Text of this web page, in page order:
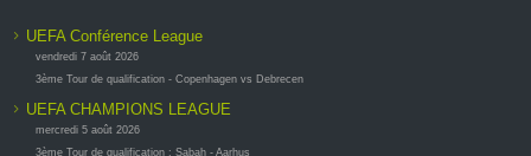
UEFA Conférence League
vendredi 7 août 2026
3ème Tour de qualification - Copenhagen vs Debrecen
UEFA CHAMPIONS LEAGUE
mercredi 5 août 2026
3ème Tour de qualification : Sabah - Aarhus